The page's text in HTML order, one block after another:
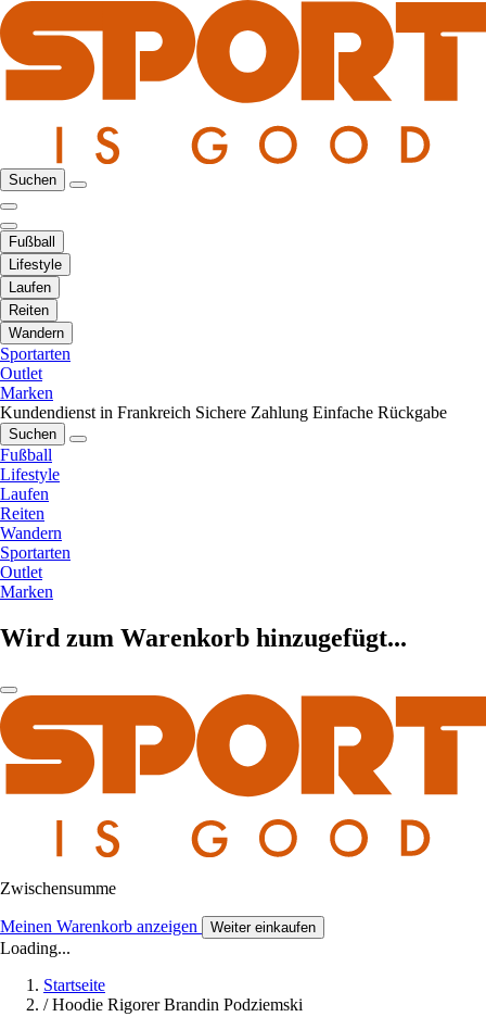
Suchen
Fußball
Lifestyle
Laufen
Reiten
Wandern
Sportarten
Outlet
Marken
Kundendienst in Frankreich Sichere Zahlung Einfache Rückgabe
Suchen
Fußball
Lifestyle
Laufen
Reiten
Wandern
Sportarten
Outlet
Marken
Wird zum Warenkorb hinzugefügt...
Zwischensumme
Meinen Warenkorb anzeigen Weiter einkaufen
Loading...
Startseite
/ Hoodie Rigorer Brandin Podziemski